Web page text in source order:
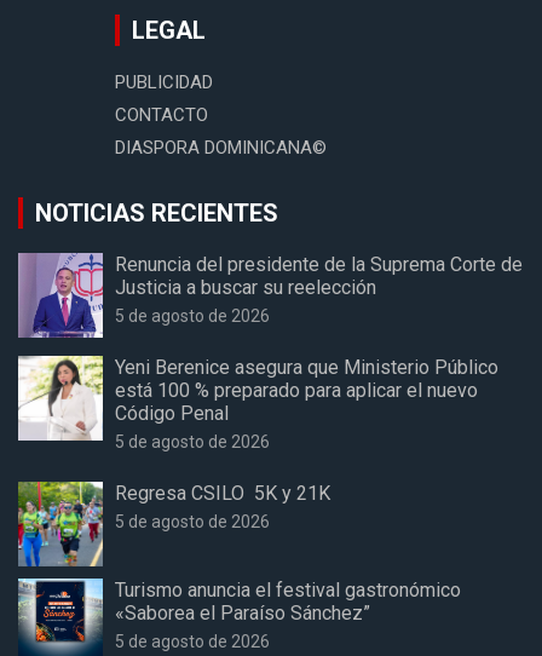
LEGAL
PUBLICIDAD
CONTACTO
DIASPORA DOMINICANA©
NOTICIAS RECIENTES
Renuncia del presidente de la Suprema Corte de
Justicia a buscar su reelección
5 de agosto de 2026
Yeni Berenice asegura que Ministerio Público
está 100 % preparado para aplicar el nuevo
Código Penal
5 de agosto de 2026
Regresa CSILO 5K y 21K
5 de agosto de 2026
Turismo anuncia el festival gastronómico
«Saborea el Paraíso Sánchez”
5 de agosto de 2026